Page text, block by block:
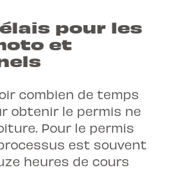
pour les
et
combien de temps
obtenir le permis ne
Pour le permis
processus est souvent
heures de cours